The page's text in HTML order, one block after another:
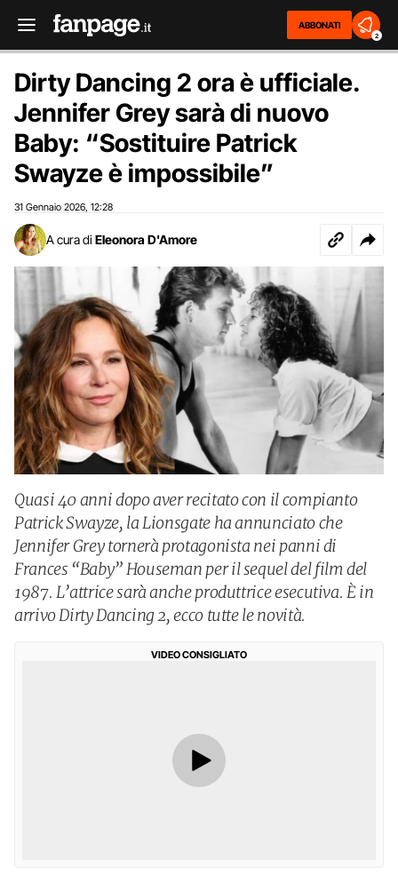
ABBONATI
2
Dirty Dancing 2 ora è ufficiale.
Jennifer Grey sarà di nuovo
Baby: “Sostituire Patrick
Swayze è impossibile”
31 Gennaio 2026 12:28
A cura di Eleonora D'Amore
Quasi 40 anni dopo aver recitato con il compianto
Patrick Swayze, la Lionsgate ha annunciato che
Jennifer Grey tornerà protagonista nei panni di
Frances “Baby” Houseman per il sequel del film del
1987. L’attrice sarà anche produttrice esecutiva. È in
arrivo Dirty Dancing 2, ecco tutte le novità.
VIDEO CONSIGLIATO